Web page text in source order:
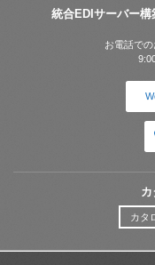
統合EDIサーバー
お電話で
カタ